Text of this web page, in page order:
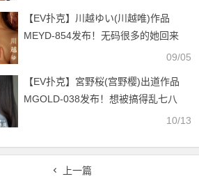
【EV扑克】川越ゆい(川越唯)作品
MEYD-854发布！无码很多的她回来
啦！新一代母乳强者诞生！【EV扑克
09/05
【EV扑克】宮野桜(宫野樱)出道作品
MGOLD-038发布！想被搞得乱七八
糟⋯地方的公务员变洒水机！【EV扑
10/13
上一篇